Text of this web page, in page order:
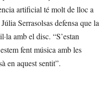
artificial té molt de lloc a
Serrasolsas defensa que la
amb el disc. “S’estan
fent música amb les
en aquest sentit”.